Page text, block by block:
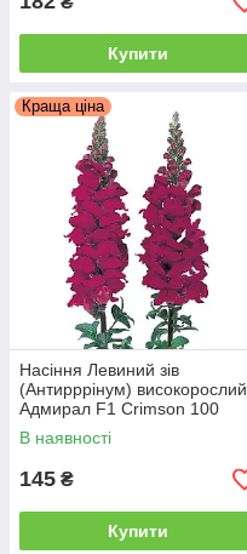
Купити
Краща ціна
Насіння Левиний зів
(Антирррінум) високорослий
Адмирал F1 Сrimson 100
насінин Sakata
В наявності
145 ₴
Купити